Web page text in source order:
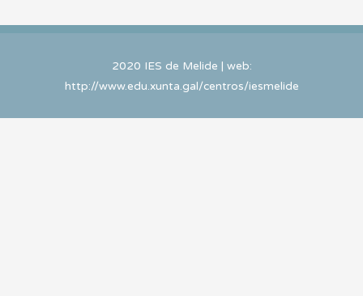
2020 IES de Melide | web:
http://www.edu.xunta.gal/centros/iesmelide